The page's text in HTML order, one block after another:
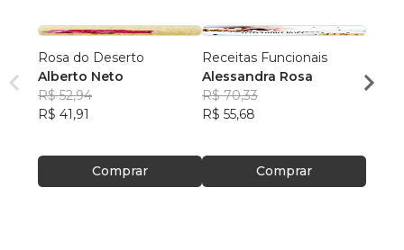
Rosa do Deserto
Alberto Neto
R$ 52,94
R$ 41,91
Comprar
Receitas Funcionais
Alessandra Rosa
R$ 70,33
R$ 55,68
Comprar
R. C.
R$